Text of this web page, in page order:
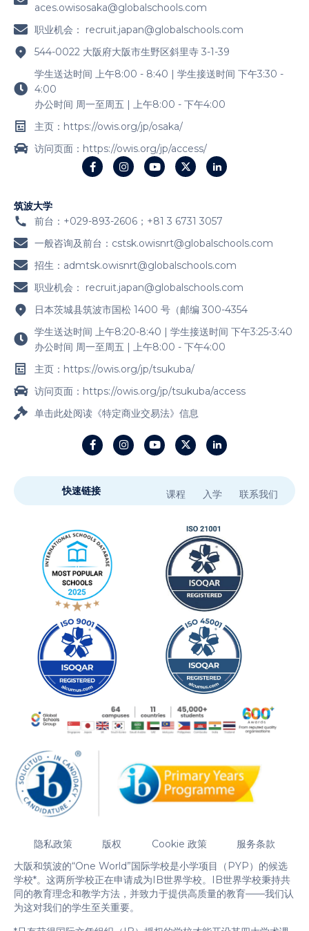
aces.owisosaka@globalschools.com
职业机会： recruit.japan@globalschools.com
544-0022 大阪府大阪市生野区斜里寺 3-1-39
学生送达时间 上午8:00 - 8:40 | 学生接送时间 下午3:30 -
4:00
办公时间 周一至周五 | 上午8:00 - 下午4:00
主页：https://owis.org/jp/osaka/
访问页面：https://owis.org/jp/access/
筑波大学
前台：+029-893-2606；+81 3 6731 3057
一般咨询及前台： cstsk.owisnrt@globalschools.com
招生： admtsk.owisnrt@globalschools.com
职业机会： recruit.japan@globalschools.com
日本茨城县筑波市国松 1400 号（邮编 300-4354
学生送达时间 上午8:20-8:40 | 学生接送时间 下午3:25-3:40
办公时间 周一至周五 | 上午8:00 - 下午4:00
主页：https://owis.org/jp/tsukuba/
访问页面：https://owis.org/jp/tsukuba/access
单击此处阅读《特定商业交易法》信息
快速链接 课程 入学 联系我们
隐私政策 版权 Cookie 政策
服务条款
大阪和筑波的“One World”国际学校是小学项目（PYP）的候选
学校*。这两所学校正在申请成为IB世界学校。IB世界学校秉持共
同的教育理念和教学方法，并致力于提供高质量的教育——我们认
为这对我们的学生至关重要。